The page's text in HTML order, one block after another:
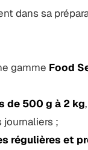
dans sa
gamme Food
de 500 g à 2 kg
;
régulières et